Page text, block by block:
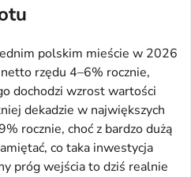
polskim mieście w 2026
rzędu 4–6% rocznie,
dochodzi wzrost wartości
dekadzie w największych
rocznie, choć z bardzo dużą
co taka inwestycja
próg wejścia to dziś realnie